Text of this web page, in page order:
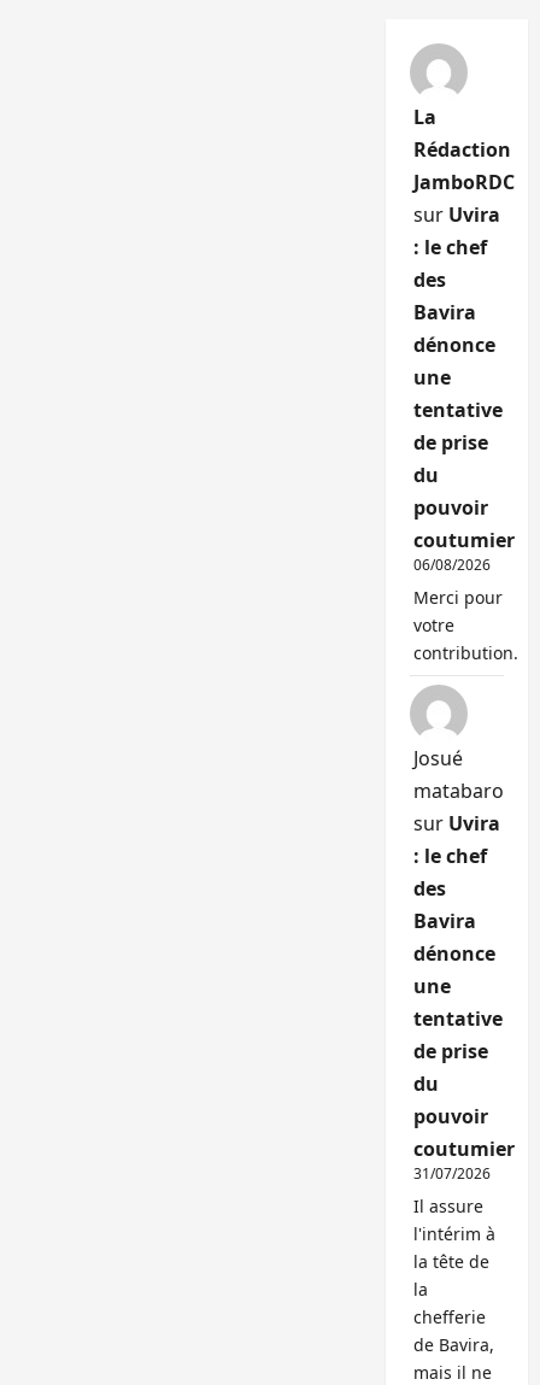
La
Rédaction
JamboRDC
sur Uvira
: le chef
des
Bavira
dénonce
une
tentative
de prise
du
pouvoir
coutumier
06/08/2026
Merci pour
votre
contribution.
Josué
matabaro
sur Uvira
: le chef
des
Bavira
dénonce
une
tentative
de prise
du
pouvoir
coutumier
31/07/2026
Il assure
l'intérim à
la tête de
la
chefferie
de Bavira,
mais il ne